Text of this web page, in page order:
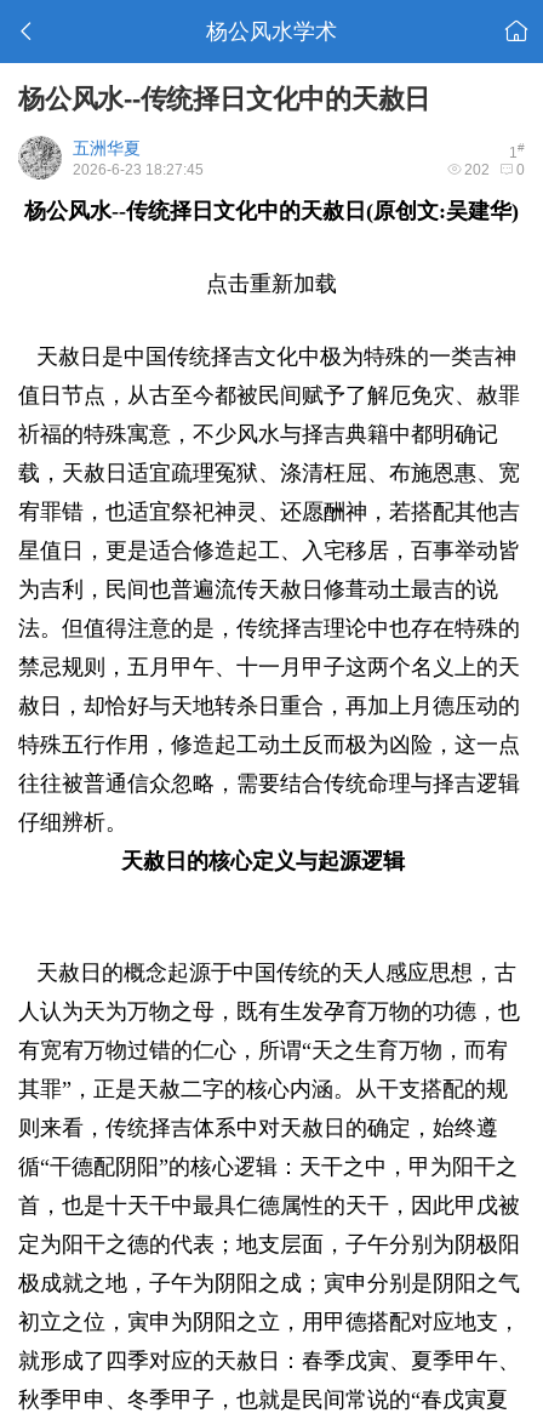
杨公风水学术
杨公风水--传统择日文化中的天赦日
1#
五洲华夏
202 0
2026-6-23 18:27:45
杨公风水--传统择 日 文化中的天赦日 (原创文:吴建华)
点击重新加载
天赦日是中国传统择吉文化中极为特殊的一类吉神
值日节点，从古至今都被民间赋予了解厄免灾、赦罪
祈福的特殊寓意，不少风水与择吉典籍中都明确记
载，天赦日适宜疏理冤狱、涤清枉屈、布施恩惠、宽
宥罪错，也适宜祭祀神灵、还愿酬神，若搭配其他吉
星值日，更是适合修造起工、入宅移居，百事举动皆
为吉利，民间也普遍流传天赦日修葺动土最吉的说
法。但值得注意的是，传统择吉理论中也存在特殊的
禁忌规则，五月甲午、十一月甲子这两个名义上的天
赦日，却恰好与天地转杀日重合，再加上月德压动的
特殊五行作用，修造起工动土反而极为凶险，这一点
往往被普通信众忽略，需要结合传统命理与择吉逻辑
仔细辨析。
天赦日的核心定义与起源逻辑
天赦日的概念起源于中国传统的天人感应思想，古
人认为天为万物之母，既有生发孕育万物的功德，也
有宽宥万物过错的仁心，所谓“天之生育万物，而宥
其罪”，正是天赦二字的核心内涵。从干支搭配的规
则来看，传统择吉体系中对天赦日的确定，始终遵
循“干德配阴阳”的核心逻辑：天干之中，甲为阳干之
首，也是十天干中最具仁德属性的天干，因此甲戊被
定为阳干之德的代表；地支层面，子午分别为阴极阳
极成就之地，子午为阴阳之成；寅申分别是阴阳之气
初立之位，寅申为阴阳之立，用甲德搭配对应地支，
就形成了四季对应的天赦日：春季戊寅、夏季甲午、
秋季甲申、冬季甲子，也就是民间常说的“春戊寅夏